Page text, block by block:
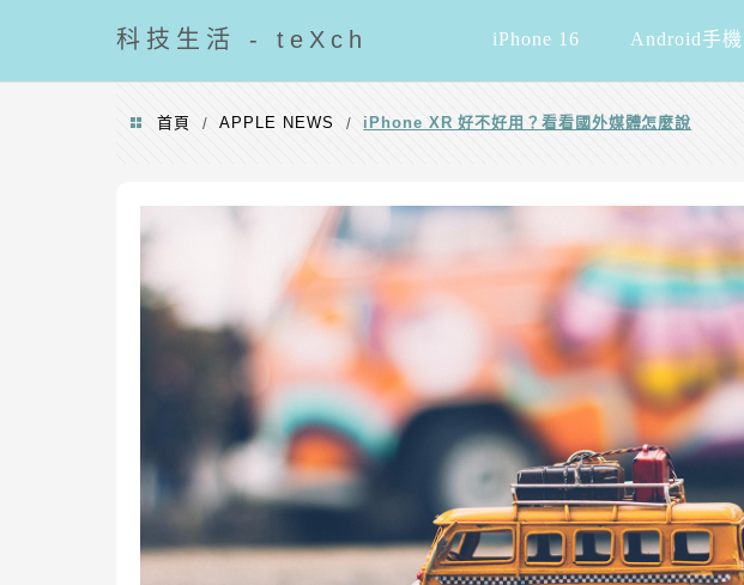
科技 生活 - teXch
導覽清單
iPhone 16 Android手
首頁 / APPLE NEWS / iPhone XR 好不好用？看看國外媒體怎麼說